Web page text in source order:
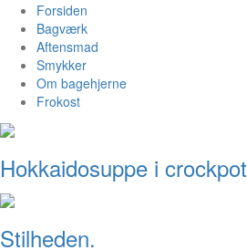
Forsiden
Bagværk
Aftensmad
Smykker
Om bagehjerne
Frokost
Hokkaidosuppe i crockpot
Stilheden.